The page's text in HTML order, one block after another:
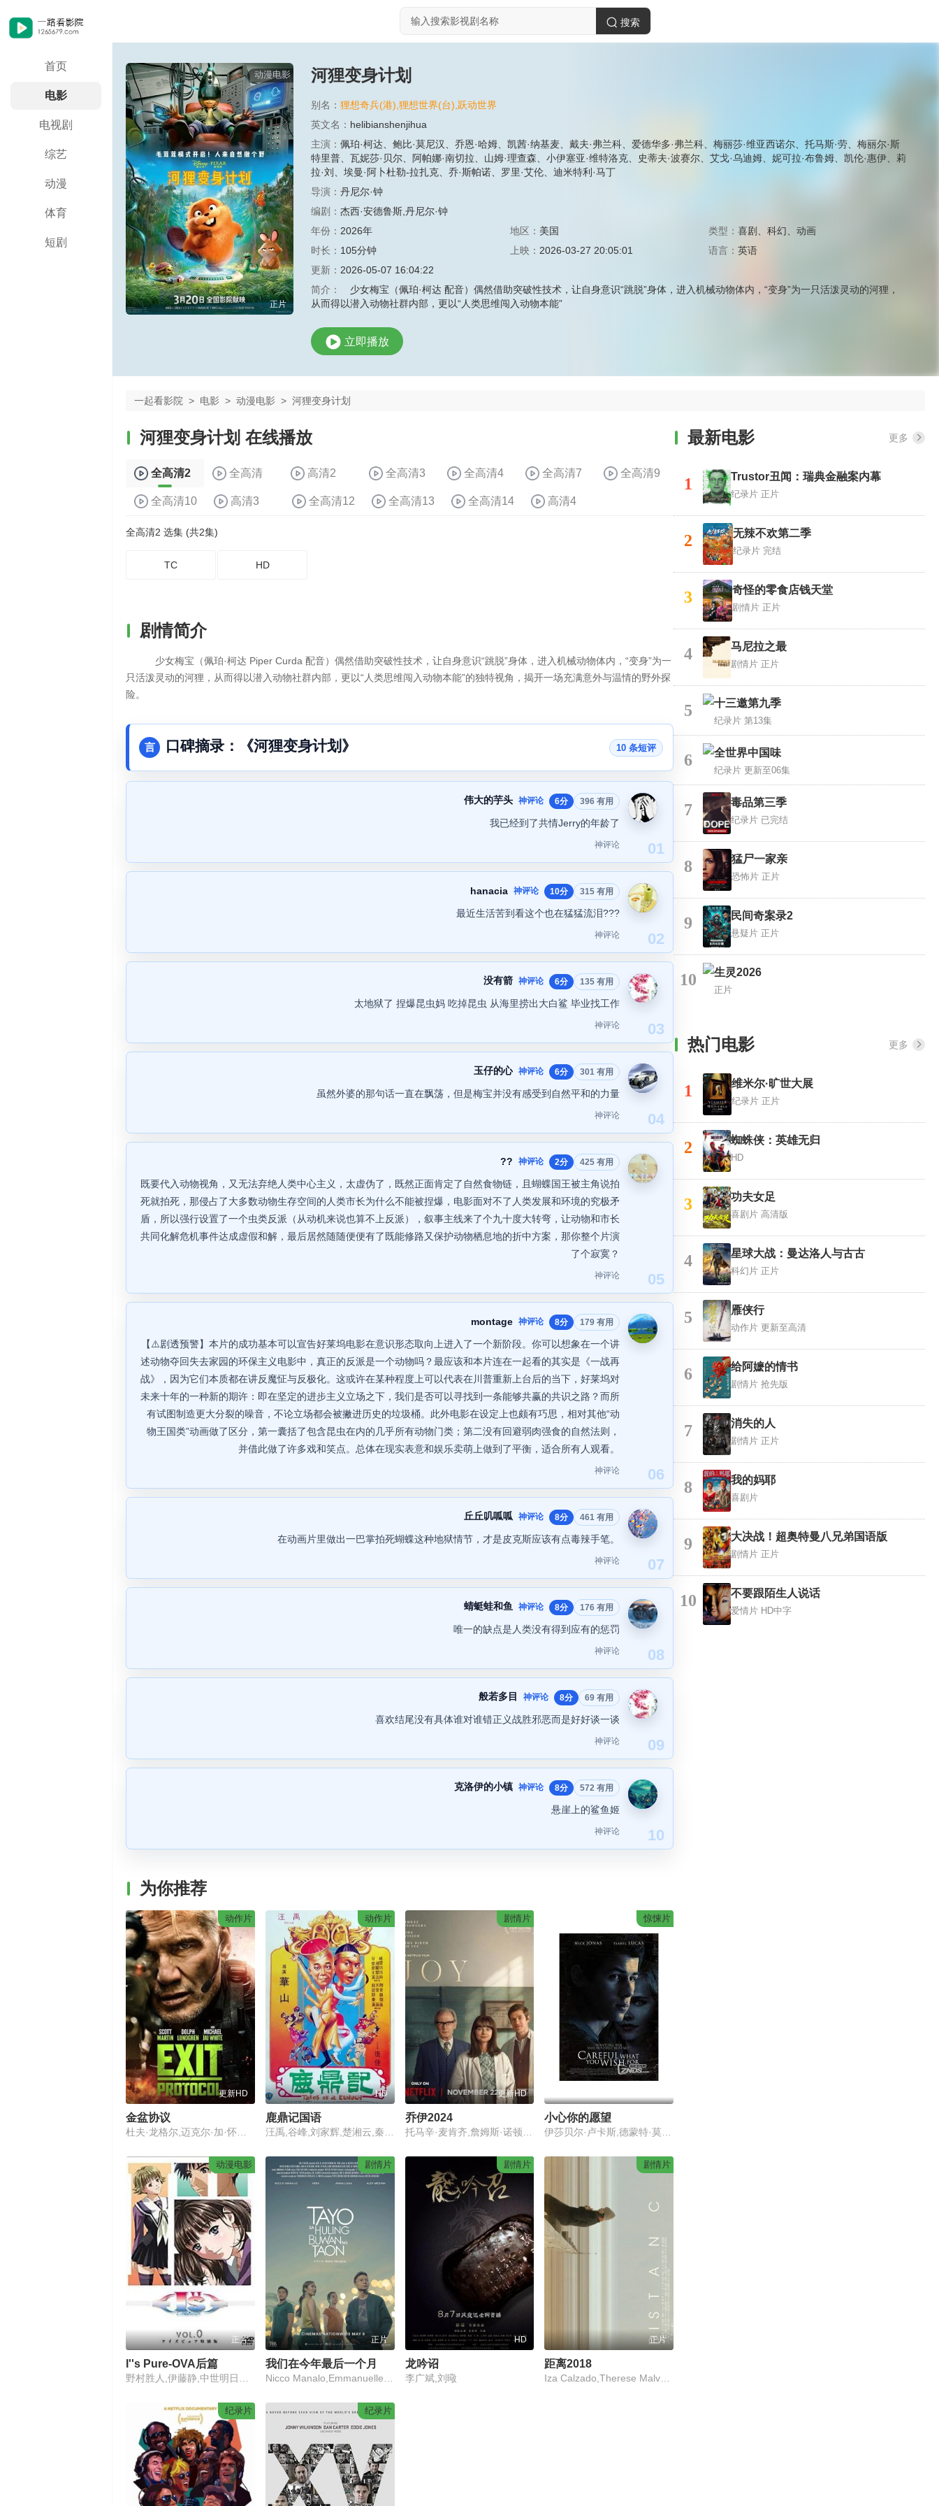
首页
电影
电视剧
综艺
动漫
体育
短剧
搜索
动漫电影
正片
河狸变身计划
别名： 狸想奇兵(港),狸想世界(台),跃动世界
英文名： helibianshenjihua
主演： 佩珀·柯达 鲍比·莫尼汉 乔恩·哈姆 凯茜·纳基麦 戴夫·弗兰科 爱德华多·弗兰科 梅丽莎·维亚西诺尔 托马斯·劳
梅丽尔·斯
特里普
瓦妮莎·贝尔 阿帕娜·南切拉 山姆·理查森 小伊塞亚·维特洛克 史蒂夫·波赛尔 艾戈·乌迪姆 妮可拉·布鲁姆 凯伦·惠伊
莉
拉·刘
埃曼·阿卜杜勒-拉扎克 乔·斯帕诺 罗里·艾伦
迪米特利·马丁
导演： 丹尼尔·钟
编剧： 杰西·安德鲁斯,丹尼尔·钟
年份： 2026年 地区： 美国 类型：喜剧 、科幻 、动画
时长： 105分钟 上映： 2026-03-27 20:05:01 语言：英语
更新： 2026-05-07 16:04:22
简介：
少女梅宝（佩珀·柯达 配音）偶然借助突破性技术，让自身意识“跳脱”身体，进入机械动物体内，“变身”为一只活泼灵动的河狸，
从而得以潜入动物社群内部，更以“人类思维闯入动物本能”
立即播放
一起看影院 > 电影 > 动漫电影 > 河狸变身计划
河狸变身计划 在线播放
全高清2 全高清 高清2 全高清3 全高清4 全高清7 全高清9
全高清10 高清3 全高清12 全高清13 全高清14 高清4
全高清2 选集 (共2集)
TC HD
剧情简介
少女梅宝（佩珀·柯达 Piper Curda 配音）偶然借助突破性技术，让自身意识“跳脱”身体，进入机械动物体内，“变身”为一
只活泼灵动的河狸，从而得以潜入动物社群内部，更以“人类思维闯入动物本能”的独特视角，揭开一场充满意外与温情的野外探
险。
言 口碑摘录：《河狸变身计划》 10 条短评
01
伟大的芋头 神评论 6分 396 有用
我已经到了共情Jerry的年龄了
神评论
02
hanacia 神评论 10分 315 有用
最近生活苦到看这个也在猛猛流泪???
神评论
03
没有箭 神评论 6分 135 有用
太地狱了 捏爆昆虫妈 吃掉昆虫 从海里捞出大白鲨 毕业找工作
神评论
04
玉仔的心 神评论 6分 301 有用
虽然外婆的那句话一直在飘荡，但是梅宝并没有感受到自然平和的力量
神评论
05
?? 神评论 2分 425 有用
既要代入动物视角，又无法弃绝人类中心主义，太虚伪了，既然正面肯定了自然食物链，且蝴蝶国王被主角说拍
死就拍死，那侵占了大多数动物生存空间的人类市长为什么不能被捏爆，电影面对不了人类发展和环境的究极矛
盾，所以强行设置了一个虫类反派（从动机来说也算不上反派），叙事主线来了个九十度大转弯，让动物和市长
共同化解危机事件达成虚假和解，最后居然随随便便有了既能修路又保护动物栖息地的折中方案，那你整个片演
了个寂寞？
神评论
06
montage 神评论 8分 179 有用
【⚠️剧透预警】本片的成功基本可以宣告好莱坞电影在意识形态取向上进入了一个新阶段。你可以想象在一个讲
述动物夺回失去家园的环保主义电影中，真正的反派是一个动物吗？最应该和本片连在一起看的其实是《一战再
战》，因为它们本质都在讲反魔怔与反极化。这或许在某种程度上可以代表在川普重新上台后的当下，好莱坞对
未来十年的一种新的期许：即在坚定的进步主义立场之下，我们是否可以寻找到一条能够共赢的共识之路？而所
有试图制造更大分裂的噪音，不论立场都会被撇进历史的垃圾桶。此外电影在设定上也颇有巧思，相对其他“动
物王国类”动画做了区分，第一囊括了包含昆虫在内的几乎所有动物门类；第二没有回避弱肉强食的自然法则，
并借此做了许多戏和笑点。总体在现实表意和娱乐卖萌上做到了平衡，适合所有人观看。
神评论
07
丘丘叽呱呱 神评论 8分 461 有用
在动画片里做出一巴掌拍死蝴蝶这种地狱情节，才是皮克斯应该有点毒辣手笔。
神评论
08
蜻蜓蛙和鱼 神评论 8分 176 有用
唯一的缺点是人类没有得到应有的惩罚
神评论
09
般若多目 神评论 8分 69 有用
喜欢结尾没有具体谁对谁错正义战胜邪恶而是好好谈一谈
神评论
10
克洛伊的小镇 神评论 8分 572 有用
悬崖上的鲨鱼姬
神评论
为你推荐
动作片
更新HD
金盆协议
动作片
HD
鹿鼎记国语
剧情片
更新HD
乔伊2024
惊悚片
小心你的愿望
动漫电影
正片
I''s Pure-OVA后篇
野村胜人,伊藤静,中世明日香,后藤邑子,铃木菜穗子,门胁舞以,胜生真沙子,汤屋敦子,诸角宪一,小伏伸之,成濑诚,江川央生
剧情片
正片
我们在今年最后一个月
Nicco Manalo,Emmanuelle Vera,Anna Luna,亚历克斯·文森特·梅迪纳
剧情片
HD
龙吟诏
李广斌,刘曔
剧情片
正片
距离2018
Iza Calzado,Therese Malvar,诺尼·布埃诺卡米诺,Alessandra Malonzo,Max Eigenmann,Adrianna So,Timothy Castillo,Elia Ilano
纪录片 纪录片
最新电影 更多
1 Trustor丑闻：瑞典金融案内幕
纪录片 正片
2 无辣不欢第二季
纪录片 完结
3 奇怪的零食店钱天堂
剧情片 正片
4 马尼拉之最
剧情片 正片
5 十三邀第九季
纪录片 第13集
6 全世界中国味
纪录片 更新至06集
7 毒品第三季
纪录片 已完结
8 猛尸一家亲
恐怖片 正片
9 民间奇案录2
悬疑片 正片
10 生灵2026
正片
热门电影 更多
1 维米尔·旷世大展
纪录片 正片
2 蜘蛛侠：英雄无归
HD
3 功夫女足
喜剧片 高清版
4 星球大战：曼达洛人与古古
科幻片 正片
5 雁侠行
动作片 更新至高清
6 给阿嬷的情书
剧情片 抢先版
7 消失的人
剧情片 正片
8 我的妈耶
喜剧片
9 大决战！超奥特曼八兄弟国语版
剧情片 正片
10 不要跟陌生人说话
爱情片 HD中字